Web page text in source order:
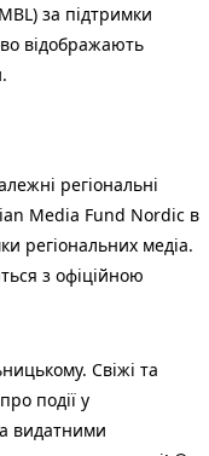
за підтримки
відображають
регіональні
Media Fund Nordic в
регіональних медіа.
з офіційною
Свіжі та
події у
видатними